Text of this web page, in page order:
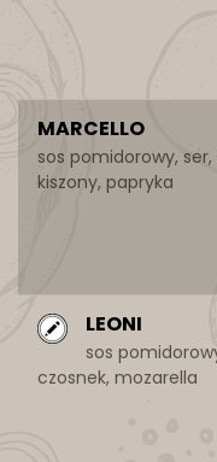
MARCELLO
sos pomidorowy,
kiszony, papryka
LEONI
sos
czosnek, mozarella